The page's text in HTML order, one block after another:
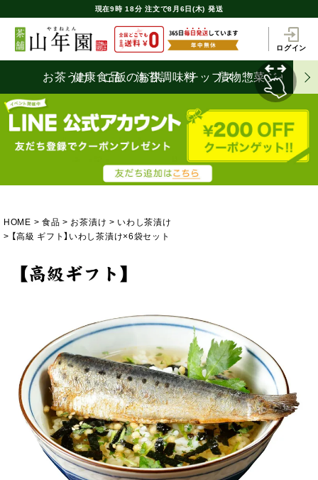
現在9時 18分 注文で8月6日(木) 発送
ログイン
お茶うけ健康食品ご飯のお供
海苔調味料チップス
漬物惣菜ジャム
HOME 食品 お茶漬け
いわし茶漬け
【高級 ギフト】いわし茶漬け×6袋セット